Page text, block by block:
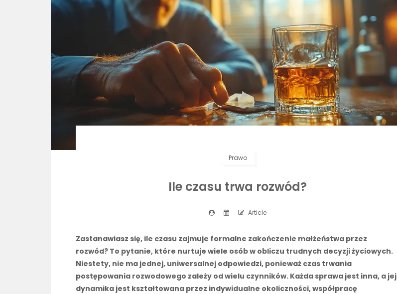
Prawo
Ile czasu trwa rozwód?
Article
Zastanawiasz się, ile czasu zajmuje formalne zakończenie małżeństwa przez
rozwód? To pytanie, które nurtuje wiele osób w obliczu trudnych decyzji życiowych.
Niestety, nie ma jednej, uniwersalnej odpowiedzi, ponieważ czas trwania
postępowania rozwodowego zależy od wielu czynników. Każda sprawa jest inna, a jej
dynamika jest kształtowana przez indywidualne okoliczności, współpracę